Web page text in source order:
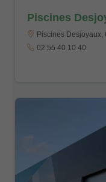
Piscines
Piscines
02 55 40 10 40